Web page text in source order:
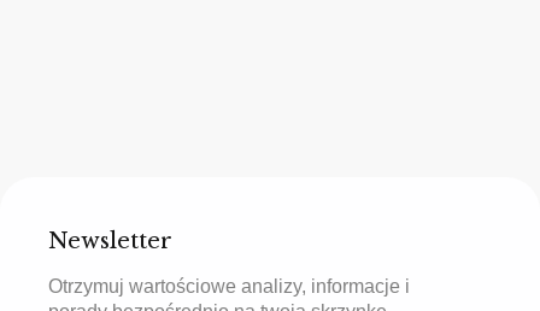
Newsletter
Otrzymuj wartościowe analizy, informacje i